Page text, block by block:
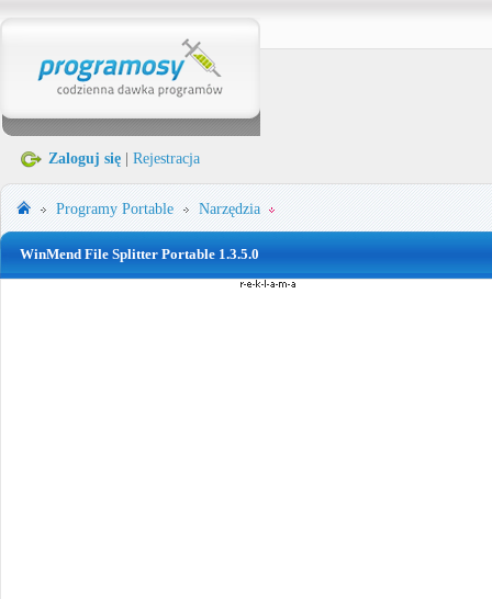
Zaloguj się Rejestracja
Programy Portable Narzędzia
WinMend File Splitter Portable 1.3.5.0